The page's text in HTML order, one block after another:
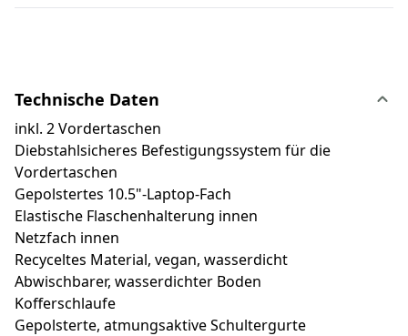
Technische Daten
inkl. 2 Vordertaschen
Diebstahlsicheres Befestigungssystem für die
Vordertaschen
Gepolstertes 10.5"-Laptop-Fach
Elastische Flaschenhalterung innen
Netzfach innen
Recyceltes Material, vegan, wasserdicht
Abwischbarer, wasserdichter Boden
Kofferschlaufe
Gepolsterte, atmungsaktive Schultergurte